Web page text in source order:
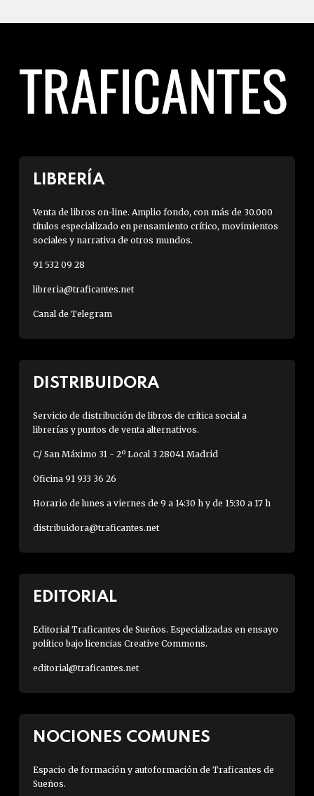
LIBRERÍA
Venta de libros on-line. Amplio fondo, con más de 30.000
títulos especializado en pensamiento crítico, movimientos
sociales y narrativa de otros mundos.
91 532 09 28
libreria@traficantes.net
Canal de Telegram
DISTRIBUIDORA
Servicio de distribución de libros de crítica social a
librerías y puntos de venta alternativos.
C/ San Máximo 31 - 2º Local 3 28041 Madrid
Oficina 91 933 36 26
Horario de lunes a viernes de 9 a 14:30 h y de 15:30 a 17 h
distribuidora@traficantes.net
EDITORIAL
Editorial Traficantes de Sueños. Especializadas en ensayo
político bajo licencias Creative Commons.
editorial@traficantes.net
NOCIONES COMUNES
Espacio de formación y autoformación de Traficantes de
Sueños.